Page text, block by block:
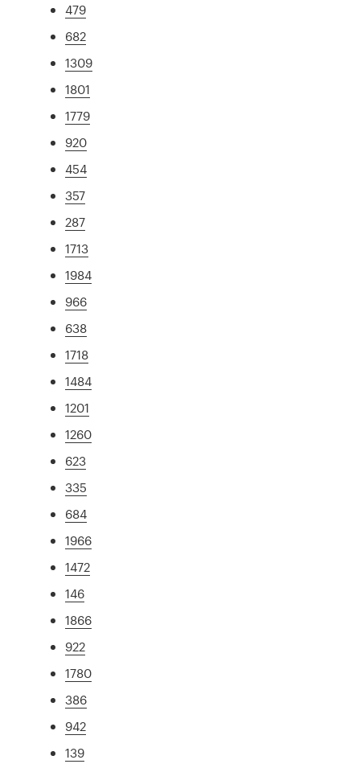
479
682
1309
1801
1779
920
454
357
287
1713
1984
966
638
1718
1484
1201
1260
623
335
684
1966
1472
146
1866
922
1780
386
942
139